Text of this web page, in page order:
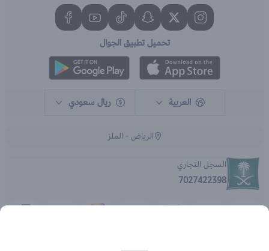
تحميل تطبيق الجوال
العربية ريال سعودي
الرياض - الملز
السجل التجاري
7027422398